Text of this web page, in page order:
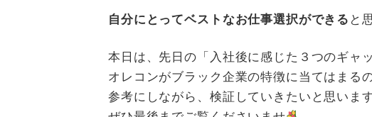
自分にとってベストなお仕事選択ができる と
本日は、先日の「入社後に感じた３つのギャ
オレコンがブラック企業の特徴に当てはまる
参考にしながら、検証していきたいと思います